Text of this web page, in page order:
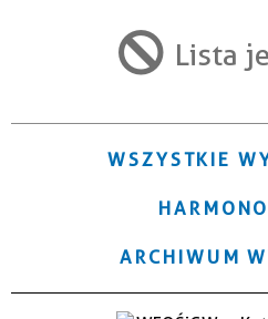
Trwające w zakresie Lista
WSZYSTKIE
ARCHIWUM